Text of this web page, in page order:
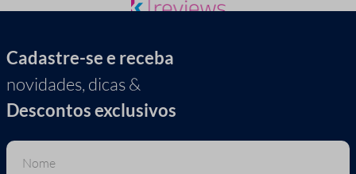
Cadastre-se e receba
novidades, dicas &
Descontos exclusivos